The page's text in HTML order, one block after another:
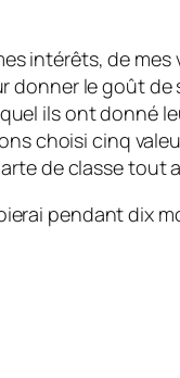
intérêts, de mes
le goût de
ils ont donné
choisi cinq
de classe tout
pendant dix